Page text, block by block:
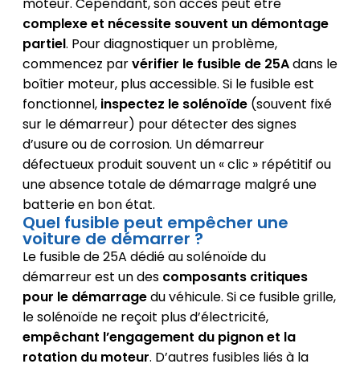
moteur. Cependant, son accès peut être
complexe et nécessite souvent un démontage
partiel. Pour diagnostiquer un problème,
commencez parvérifier le fusible de 25Adans le
boîtier moteur, plus accessible. Si le fusible est
fonctionnel, inspectez le solénoïde(souvent fixé
sur le démarreur) pour détecter des signes
d’usure ou de corrosion. Un démarreur
défectueux produit souvent un « clic » répétitif ou
une absence totale de démarrage malgré une
batterie en bon état.
Quel fusible peut empêcher une
voiture de démarrer ?
Le fusible de 25A dédié au solénoïde du
démarreur est un des composants critiques
pour le démarragedu véhicule. Si ce fusible grille,
le solénoïde ne reçoit plus d’électricité,
empêchant l’engagement du pignon et la
rotation du moteur. D’autres fusibles liés à la